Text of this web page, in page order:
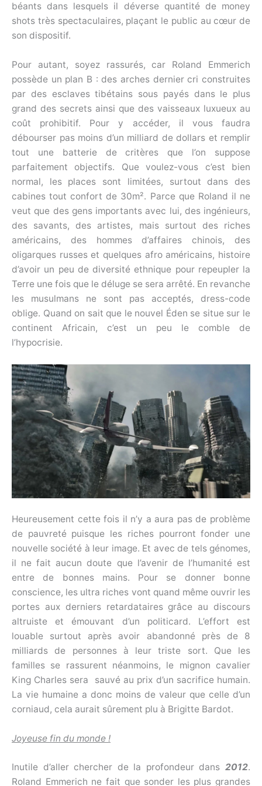
béants dans lesquels il déverse quantité de money
shots très spectaculaires, plaçant le public au cœur de
son dispositif.
Pour autant, soyez rassurés, car Roland Emmerich
possède un plan B : des arches dernier cri construites
par des esclaves tibétains sous payés dans le plus
grand des secrets ainsi que des vaisseaux luxueux au
coût prohibitif. Pour y accéder, il vous faudra
débourser pas moins d’un milliard de dollars et remplir
tout une batterie de critères que l’on suppose
parfaitement objectifs. Que voulez-vous c’est bien
normal, les places sont limitées, surtout dans des
cabines tout confort de 30m². Parce que Roland il ne
veut que des gens importants avec lui, des ingénieurs,
des savants, des artistes, mais surtout des riches
américains, des hommes d’affaires chinois, des
oligarques russes et quelques afro américains, histoire
d’avoir un peu de diversité ethnique pour repeupler la
Terre une fois que le déluge se sera arrêté. En revanche
les musulmans ne sont pas acceptés, dress-code
oblige. Quand on sait que le nouvel Éden se situe sur le
continent Africain, c’est un peu le comble de
l’hypocrisie.
Heureusement cette fois il n’y a aura pas de problème
de pauvreté puisque les riches pourront fonder une
nouvelle société à leur image. Et avec de tels génomes,
il ne fait aucun doute que l’avenir de l’humanité est
entre de bonnes mains. Pour se donner bonne
conscience, les ultra riches vont quand même ouvrir les
portes aux derniers retardataires grâce au discours
altruiste et émouvant d’un politicard. L’effort est
louable surtout après avoir abandonné près de 8
milliards de personnes à leur triste sort. Que les
familles se rassurent néanmoins, le mignon cavalier
King Charles sera sauvé au prix d’un sacrifice humain.
La vie humaine a donc moins de valeur que celle d’un
corniaud, cela aurait sûrement plu à Brigitte Bardot.
Joyeuse fin du monde !
Inutile d’aller chercher de la profondeur dans 2012.
Roland Emmerich ne fait que sonder les plus grandes